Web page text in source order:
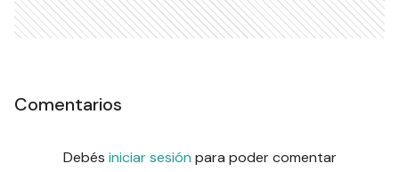
Comentarios
Debés iniciar sesión para poder comentar